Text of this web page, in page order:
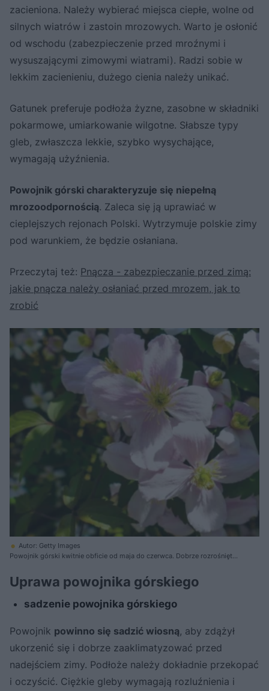
zacieniona. Należy wybierać miejsca ciepłe, wolne od
silnych wiatrów i zastoin mrozowych. Warto je osłonić
od wschodu (zabezpieczenie przed mroźnymi i
wysuszającymi zimowymi wiatrami). Radzi sobie w
lekkim zacienieniu, dużego cienia należy unikać.
Gatunek preferuje podłoża żyzne, zasobne w składniki
pokarmowe, umiarkowanie wilgotne. Słabsze typy
gleb, zwłaszcza lekkie, szybko wysychające,
wymagają użyźnienia.
Powojnik górski charakteryzuje się niepełną
mrozoodpornością. Zaleca się ją uprawiać w
cieplejszych rejonach Polski. Wytrzymuje polskie zimy
pod warunkiem, że będzie osłaniana.
Przeczytaj też: Pnącza - zabezpieczanie przed zimą:
jakie pnącza należy osłaniać przed mrozem, jak to
zrobić
Autor: Getty Images
Powojnik górski kwitnie obficie od maja do czerwca. Dobrze rozrośnięty
Uprawa powojnika górskiego
sadzenie powojnika górskiego
Powojnik powinno się sadzić wiosną, aby zdążył
ukorzenić się i dobrze zaaklimatyzować przed
nadejściem zimy. Podłoże należy dokładnie przekopać
i oczyścić. Ciężkie gleby wymagają rozluźnienia i